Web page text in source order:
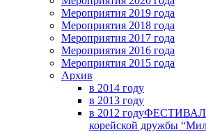
Мероприятия 2019 года
Мероприятия 2018 годa
Мероприятия 2017 года
Мероприятия 2016 года
Мероприятия 2015 года
Архив
в 2014 году
в 2013 году
в 2012 годуФЕСТИВАЛЬ
корейской дружбы